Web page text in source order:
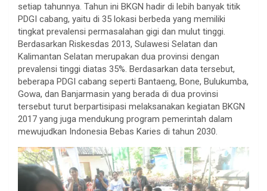
setiap tahunnya. Tahun ini BKGN hadir di lebih banyak titik
PDGI cabang, yaitu di 35 lokasi berbeda yang memiliki
tingkat prevalensi permasalahan gigi dan mulut tinggi.
Berdasarkan Riskesdas 2013, Sulawesi Selatan dan
Kalimantan Selatan merupakan dua provinsi dengan
prevalensi tinggi diatas 35%. Berdasarkan data tersebut,
beberapa PDGI cabang seperti Bantaeng, Bone, Bulukumba,
Gowa, dan Banjarmasin yang berada di dua provinsi
tersebut turut berpartisipasi melaksanakan kegiatan BKGN
2017 yang juga mendukung program pemerintah dalam
mewujudkan Indonesia Bebas Karies di tahun 2030.